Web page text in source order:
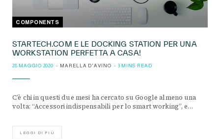
COMPONENTS
STARTECH.COM E LE DOCKING STATION PER UNA
WORKSTATION PERFETTA A CASA!
28 MAGGIO 2020 MARELLA D'AVINO 3 MINS READ
C’è chi in questi due mesi ha cercato su Google almeno una
volta: “Accessori indispensabili per lo smart working”, e…
LEGGI DI PIÙ